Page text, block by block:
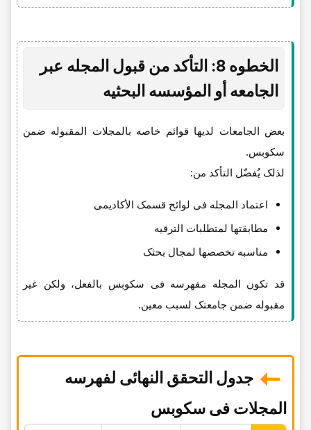
الخطوه 8: التأکد من قبول المجله عبر
الجامعه أو المؤسسه البحثیه
بعض الجامعات لدیها قوائم خاصه بالمجلات المقبوله ضمن
سکوبس.
لذلک یُفضّل التأکد من:
اعتماد المجله فی لوائح قسمک الأکادیمی
مطابقتها لمتطلبات الترقیه
مناسبه تخصصها لمجال بحثک
قد تکون المجله مفهرسه فی سکوبس بالفعل، ولکن غیر
مقبوله ضمن جامعتک لسبب معین.
جدول التحقق النهائی لفهرسه
المجلات فی سکوبس